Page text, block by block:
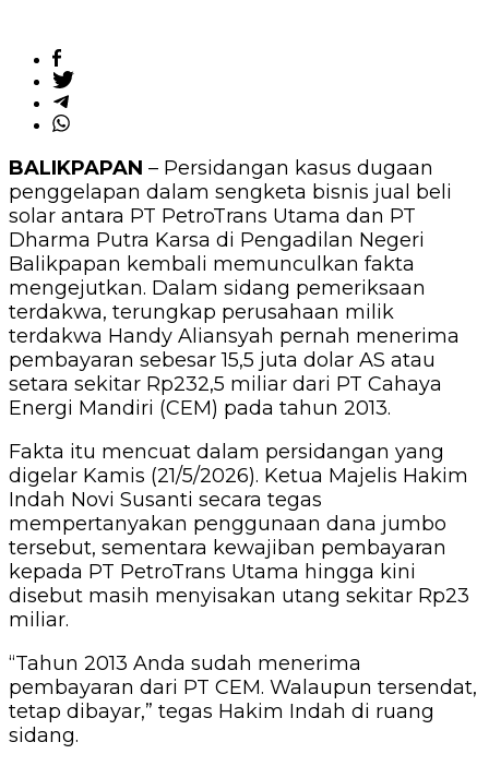
BALIKPAPAN – Persidangan kasus dugaan
penggelapan dalam sengketa bisnis jual beli
solar antara PT PetroTrans Utama dan PT
Dharma Putra Karsa di Pengadilan Negeri
Balikpapan kembali memunculkan fakta
mengejutkan. Dalam sidang pemeriksaan
terdakwa, terungkap perusahaan milik
terdakwa Handy Aliansyah pernah menerima
pembayaran sebesar 15,5 juta dolar AS atau
setara sekitar Rp232,5 miliar dari PT Cahaya
Energi Mandiri (CEM) pada tahun 2013.
Fakta itu mencuat dalam persidangan yang
digelar Kamis (21/5/2026). Ketua Majelis Hakim
Indah Novi Susanti secara tegas
mempertanyakan penggunaan dana jumbo
tersebut, sementara kewajiban pembayaran
kepada PT PetroTrans Utama hingga kini
disebut masih menyisakan utang sekitar Rp23
miliar.
“Tahun 2013 Anda sudah menerima
pembayaran dari PT CEM. Walaupun tersendat,
tetap dibayar,” tegas Hakim Indah di ruang
sidang.